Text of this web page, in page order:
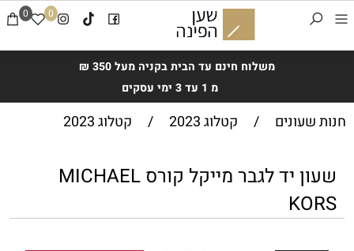
משלוח חינם עד הבית בקניה מעל 350 ₪
מ 1 עד 3 ימי עסקים
0 0
חנות שעונים / קטלוג 2023 / קטלוג 2023
שעון יד לגבר מייקל קורס MICHAEL
KORS